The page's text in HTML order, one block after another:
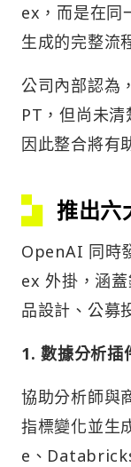
ex，而是在同
生成的完整流
公司內部認為
PT，但尚未
因此整合將有
推出六
OpenAI 同時
ex 外掛，涵
品設計、公募
1. 數據分析插
協助分析師與
指標變化並生
e、